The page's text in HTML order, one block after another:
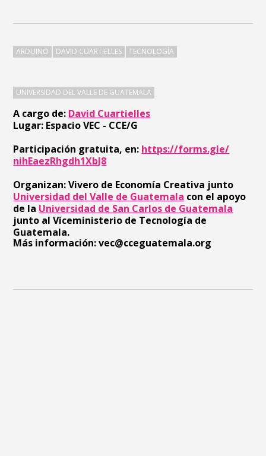
A cargo de: David Cuartielles
Lugar: Espacio VEC - CCE/G
Participación gratuita, en: https://forms.gle/
nihEaezRhgdh1XbJ8
Organizan: Vivero de Economía Creativa junto
Universidad del Valle de Guatemala con el apoyo
de la Universidad de San Carlos de Guatemala
junto al Viceministerio de Tecnología de
Guatemala.
Más información:vec@cceguatemala.org
ARDUINO DAVID CUARTIELLES TECNOLOGÍA
UNIVERSIDAD DEL VALLE DE GUATEMALA